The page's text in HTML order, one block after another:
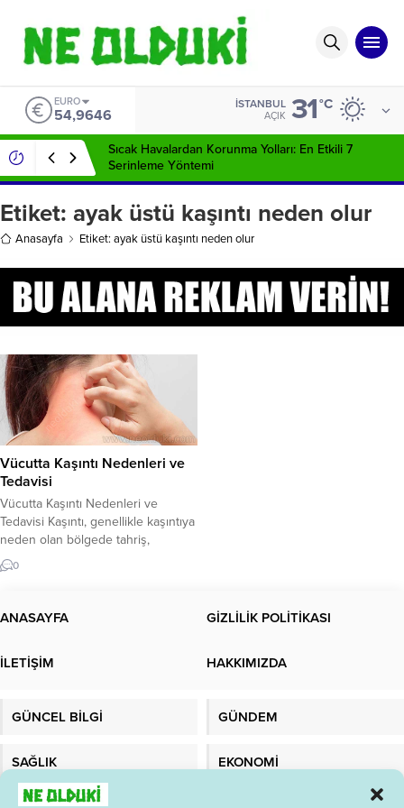
EURO
54,9646
İSTANBUL
AÇIK 31°C
Sıcak Havalardan Korunma Yolları: En Etkili 7
Serinleme Yöntemi
Etiket: ayak üstü kaşıntı neden olur
Anasayfa Etiket: ayak üstü kaşıntı neden olur
Vücutta Kaşıntı Nedenleri ve
Tedavisi
Vücutta Kaşıntı Nedenleri ve
Tedavisi Kaşıntı, genellikle kaşıntıya
neden olan bölgede tahriş,
kızarıklık ve kabarcıklarla birlikte
ortaya çıkar. Vücutta kaşıntıya
Kaşıntı, herhangi bir yaşta herkesi
durumlarda kaşıntı, ciddi bir altta
0
ANASAYFA GİZLİLİK POLİTİKASI
İLETİŞİM HAKKIMIZDA
GÜNCEL BİLGİ GÜNDEM
SAĞLIK EKONOMİ